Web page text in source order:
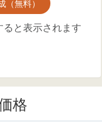
（無料）
と表示されます
格